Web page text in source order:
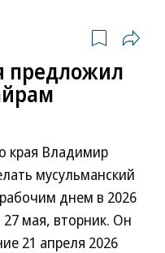
предложил
края Владимир
мусульманский
днем в 2026
мая, вторник. Он
21 апреля 2026